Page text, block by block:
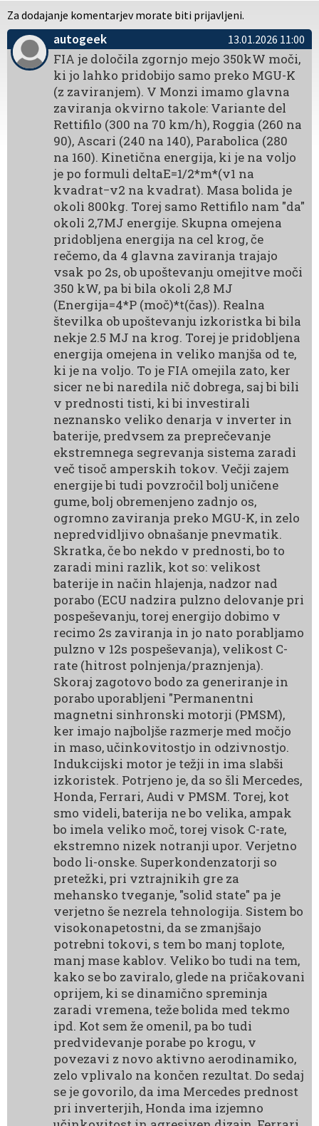
Za dodajanje komentarjev morate biti prijavljeni.
autogeek 13.01.2026 11:00
FIA je določila zgornjo mejo 350kW moči,
ki jo lahko pridobijo samo preko MGU-K
(z zaviranjem). V Monzi imamo glavna
zaviranja okvirno takole: Variante del
Rettifilo (300 na 70 km/h), Roggia (260 na
90), Ascari (240 na 140), Parabolica (280
na 160). Kinetična energija, ki je na voljo
je po formuli deltaE=1/2​*m*(v1 na
kvadrat​−v2 na kvadrat). Masa bolida je
okoli 800kg. Torej samo ​Rettifilo nam "da"
okoli 2,7MJ energije. Skupna omejena
pridobljena energija na cel krog, če
rečemo, da 4 glavna zaviranja trajajo
vsak po 2s, ob upoštevanju omejitve moči
350 kW, pa bi bila okoli 2,8 MJ
(Energija=4*P (moč)*t(čas)). Realna
številka ob upoštevanju izkoristka bi bila
nekje 2.5 MJ na krog. Torej je pridobljena
energija omejena in veliko manjša od te,
ki je na voljo. To je FIA omejila zato, ker
sicer ne bi naredila nič dobrega, saj bi bili
v prednosti tisti, ki bi investirali
neznansko veliko denarja v inverter in
baterije, predvsem za preprečevanje
ekstremnega segrevanja sistema zaradi
več tisoč amperskih tokov. Večji zajem
energije bi tudi povzročil bolj uničene
gume, bolj obremenjeno zadnjo os,
ogromno zaviranja preko MGU-K, in zelo
nepredvidljivo obnašanje pnevmatik.
Skratka, če bo nekdo v prednosti, bo to
zaradi mini razlik, kot so: velikost
baterije in način hlajenja, nadzor nad
porabo (ECU nadzira pulzno delovanje pri
pospeševanju, torej energijo dobimo v
recimo 2s zaviranja in jo nato porabljamo
pulzno v 12s pospeševanja), velikost C-
rate (hitrost polnjenja/praznjenja).
Skoraj zagotovo bodo za generiranje in
porabo uporabljeni "Permanentni
magnetni sinhronski motorji (PMSM),
ker imajo najboljše razmerje med močjo
in maso, učinkovitostjo in odzivnostjo.
Indukcijski motor je težji in ima slabši
izkoristek. Potrjeno je, da so šli Mercedes,
Honda, Ferrari, Audi v PMSM. Torej, kot
smo videli, baterija ne bo velika, ampak
bo imela veliko moč, torej visok C-rate,
ekstremno nizek notranji upor. Verjetno
bodo li-onske. Superkondenzatorji so
pretežki, pri vztrajnikih gre za
mehansko tveganje, "solid state" pa je
verjetno še nezrela tehnologija. Sistem bo
visokonapetostni, da se zmanjšajo
potrebni tokovi, s tem bo manj toplote,
manj mase kablov. Veliko bo tudi na tem,
kako se bo zaviralo, glede na pričakovani
oprijem, ki se dinamično spreminja
zaradi vremena, teže bolida med tekmo
ipd. Kot sem že omenil, pa bo tudi
predvidevanje porabe po krogu, v
povezavi z novo aktivno aerodinamiko,
zelo vplivalo na končen rezultat. Do sedaj
se je govorilo, da ima Mercedes prednost
pri inverterjih, Honda ima izjemno